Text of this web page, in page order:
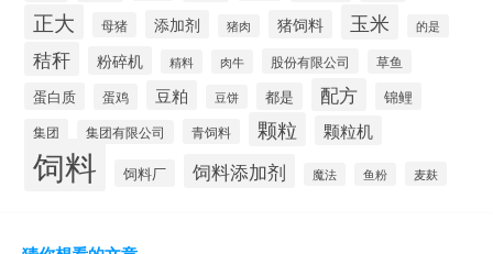
正大 母猪 添加剂 猪肉 猪饲料 玉米 的是
秸秆 粉碎机 精料 肉牛 股份有限公司 草鱼
蛋白质 蛋鸡 豆粕 豆饼 都是 配方 锦鲤
集团 集团有限公司 青饲料 颗粒 颗粒机
饲料 饲料厂 饲料添加剂 魔法 鱼粉 麦麸